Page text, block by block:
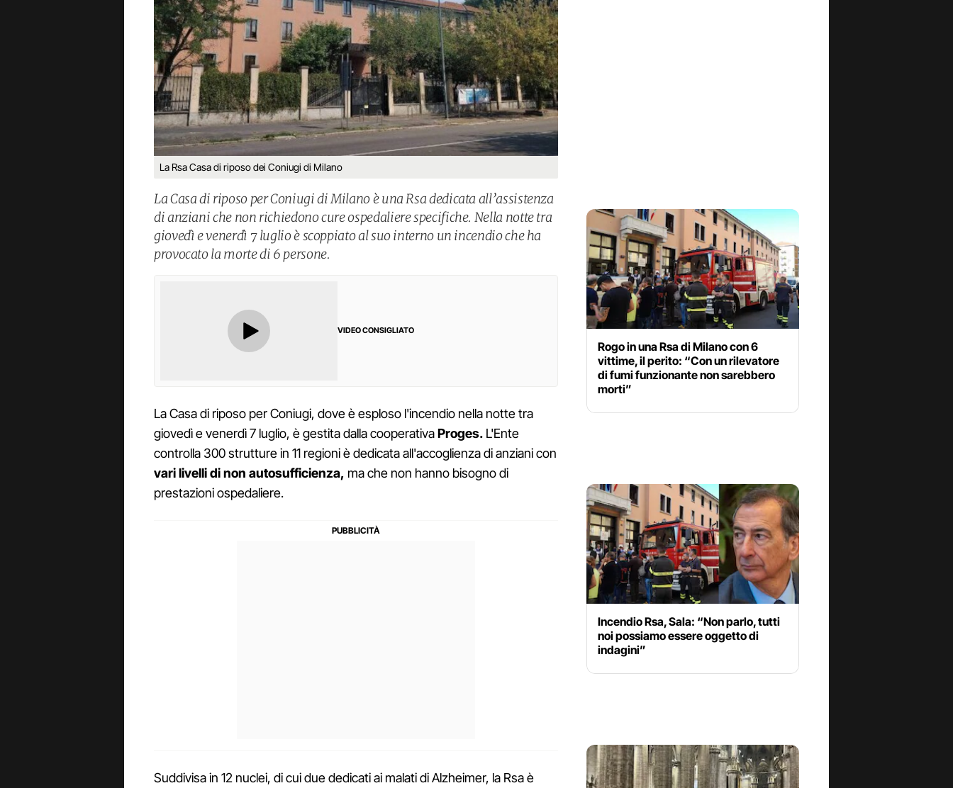
La Rsa Casa di riposo dei Coniugi di Milano
La Casa di riposo per Coniugi di Milano è una Rsa dedicata all’assistenza
di anziani che non richiedono cure ospedaliere specifiche. Nella notte tra
giovedì e venerdì 7 luglio è scoppiato al suo interno un incendio che ha
provocato la morte di 6 persone.
VIDEO CONSIGLIATO
La Casa di riposo per Coniugi, dove è esploso l'incendio nella notte tra
giovedì e venerdì 7 luglio, è gestita dalla cooperativaProges. L'Ente
controlla 300 strutture in 11 regioni è dedicata all'accoglienza di anziani con
vari livelli di non autosufficienza, ma che non hanno bisogno di
prestazioni ospedaliere.
Suddivisa in 12 nuclei, di cui due dedicati ai malati di Alzheimer, la Rsa è
Rogo in una Rsa di Milano con 6
vittime, il perito: “Con un rilevatore
di fumi funzionante non sarebbero
morti”
Incendio Rsa, Sala: “Non parlo, tutti
noi possiamo essere oggetto di
indagini”